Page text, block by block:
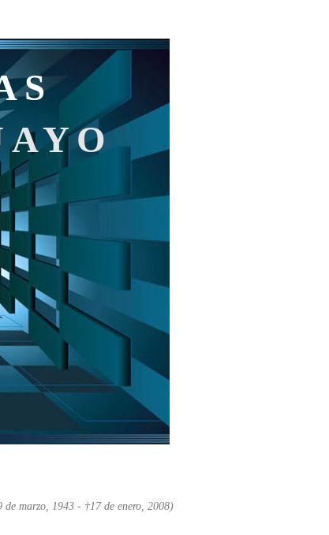
marzo, 1943 - †17 de enero, 2008)